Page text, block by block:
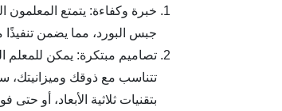
خبرة وكفاءة: يتمتع
جبس البورد، مما يضمن تنفيذًا
تصاميم مبتكرة: يمكن للمعلم
تتناسب مع ذوقك
بتقنيات ثلاثية الأبعاد، أو